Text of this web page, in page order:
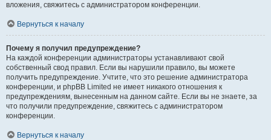
вложения, свяжитесь с администратором конференции.
Вернуться к началу
Почему я получил предупреждение?
На каждой конференции администраторы устанавливают свой
собственный свод правил. Если вы нарушили правило, вы можете
получить предупреждение. Учтите, что это решение администратора
конференции, и phpBB Limited не имеет никакого отношения к
предупреждениям, вынесенным на данном сайте. Если вы не знаете, за
что получили предупреждение, свяжитесь с администратором
конференции.
Вернуться к началу